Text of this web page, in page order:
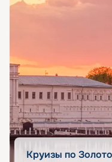
Круизы по